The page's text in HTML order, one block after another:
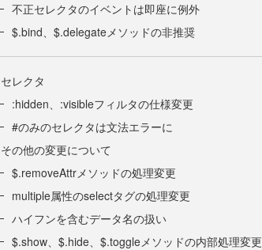
不正セレクタのイベントは即座に例外
$.bind、$.delegateメソッドの非推奨
セレクタ
:hidden、:visibleフィルタの仕様変更
#のみのセレクタは文法エラーに
その他の変更について
$.removeAttrメソッドの処理変更
multiple属性のselectタグの処理変更
ハイフンを含むデータ名の扱い
$.show、$.hide、$.toggleメソッドの内部処理変更